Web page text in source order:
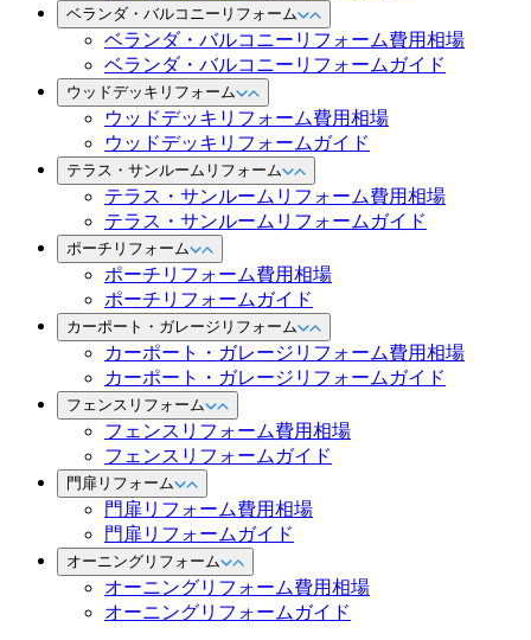
ベランダ・バルコニーリフォーム
ベランダ・バルコニーリフォーム費用相場
ベランダ・バルコニーリフォームガイド
ウッドデッキリフォーム
ウッドデッキリフォーム費用相場
ウッドデッキリフォームガイド
テラス・サンルームリフォーム
テラス・サンルームリフォーム費用相場
テラス・サンルームリフォームガイド
ポーチリフォーム
ポーチリフォーム費用相場
ポーチリフォームガイド
カーポート・ガレージリフォーム
カーポート・ガレージリフォーム費用相場
カーポート・ガレージリフォームガイド
フェンスリフォーム
フェンスリフォーム費用相場
フェンスリフォームガイド
門扉リフォーム
門扉リフォーム費用相場
門扉リフォームガイド
オーニングリフォーム
オーニングリフォーム費用相場
オーニングリフォームガイド